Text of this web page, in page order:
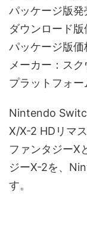
パッケージ版
ダウンロード
パッケージ版
メーカー：ス
プラットフォ
Nintendo
X/X-2 HDリマ
ファンタジーX
ジーX-2を、
す。